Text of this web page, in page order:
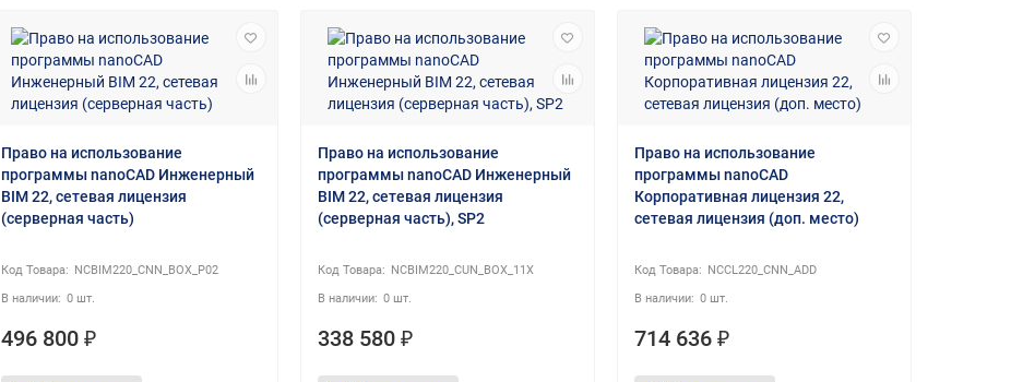
Право на использование
программы nanoCAD Инженерный
BIM 22, сетевая лицензия
(серверная часть)
NCBIM220_CNN_BOX_P02
0 шт.
496 800 ₽
Право на использование
программы nanoCAD Инженерный
BIM 22, сетевая лицензия
(серверная часть), SP2
NCBIM220_CUN_BOX_11X
0 шт.
338 580 ₽
Право на использование
программы nanoCAD
Корпоративная лицензия 22,
сетевая лицензия (доп. место)
NCCL220_CNN_ADD
0 шт.
714 636 ₽